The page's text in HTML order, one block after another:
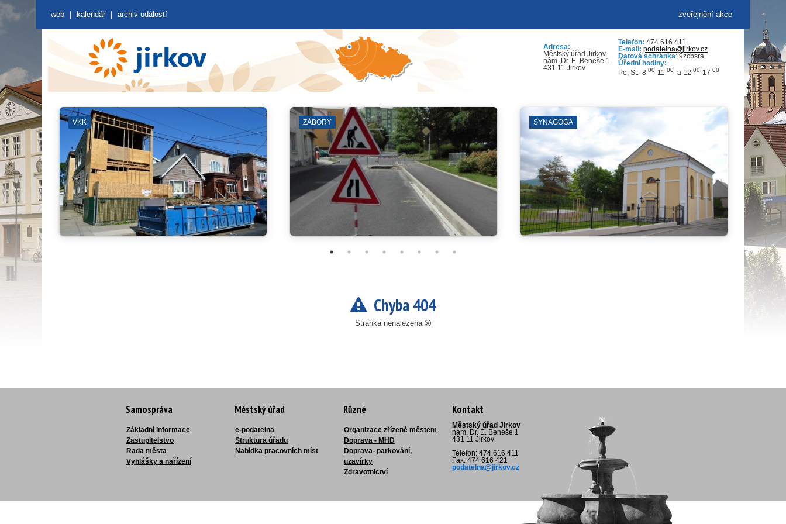
zveřejnění akce
web kalendář archiv událostí
Adresa:
Městský úřad Jirkov
nám. Dr. E. Beneše 1
431 11 Jirkov
Telefon: 474 616 411
E-mail: podatelna@jirkov.cz
Datová schránka: 9zcbsra
Úřední hodiny:
Po, St: 8 00-11 00 a 12 00-17 00
VKK ZÁBORY SYNAGOGA VÝKOPOVÉ
Chyba 404
Stránka nenalezena
Samospráva
Základní informace
Zastupitelstvo
Rada města
Vyhlášky a nařízení
Městský úřad
e-podatelna
Struktura úřadu
Nabídka pracovních míst
Různé
Organizace zřízené městem
Doprava - MHD
Doprava- parkování,
uzavírky
Zdravotnictví
Kontakt
Městský úřad Jirkov
nám. Dr. E. Beneše 1
431 11 Jirkov
Telefon: 474 616 411
Fax: 474 616 421
podatelna@jirkov.cz